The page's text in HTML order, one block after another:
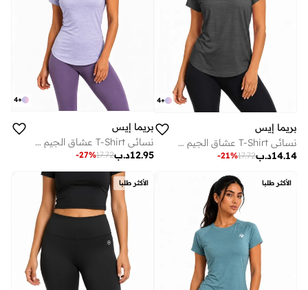
+
4
بريما إيس
نسائي T-Shirt عشاق الجيم بريميوم Black
د.ب14.14
17.72
-21%
+
4
بريما إيس
نسائي T-Shirt عشاق الجيم بريميوم Purple
د.ب12.95
17.72
-27%
الأكثر طلبا الأكثر طلبا